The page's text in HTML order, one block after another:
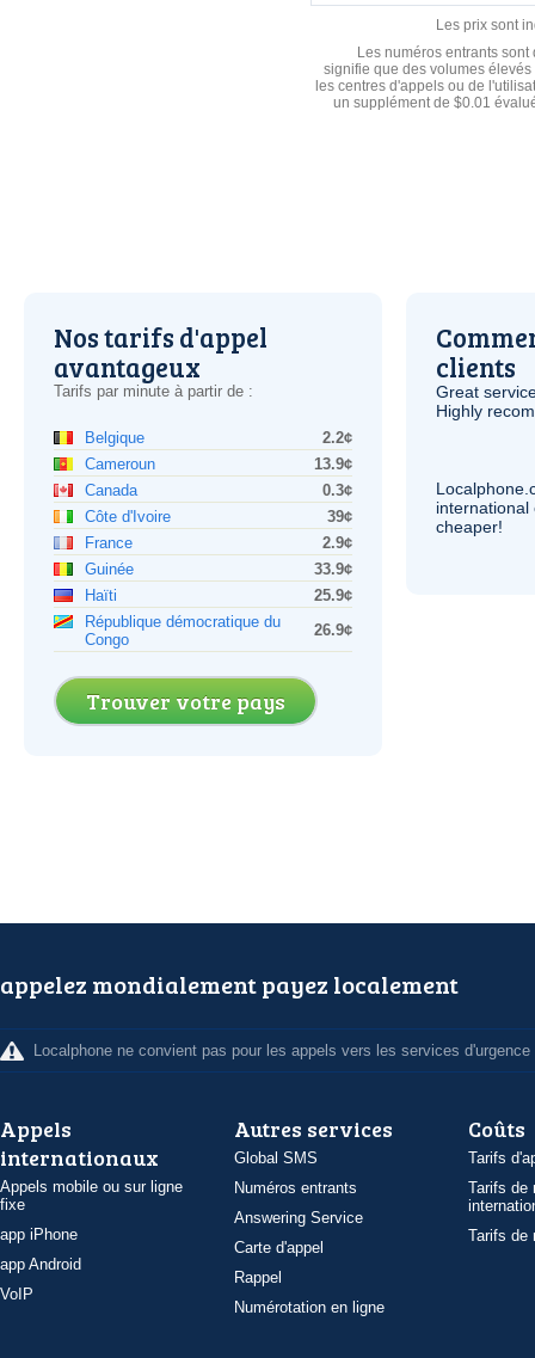
Les prix sont
Les numéros entrants
signifie que des volumes
les centres d'appels ou de
un supplément de $0.01
Nos tarifs d'appel
avantageux
Tarifs par minute à partir de :
Belgique
2.2¢
Cameroun
13.9¢
Canada
0.3¢
Côte d'Ivoire
39¢
France
2.9¢
Guinée
33.9¢
Haïti
25.9¢
République démocratique du
Congo
26.9¢
Trouver votre pays
clients
Great
Highly
international
cheaper!
appelez mondialement payez localement
Localphone ne convient pas pour les appels vers les services d'urgence
Appels
internationaux
Appels mobile ou sur ligne
fixe
app iPhone
app Android
VoIP
Autres services
Global SMS
Numéros entrants
Answering Service
Carte d'appel
Rappel
Numérotation en ligne
Coûts
Tarifs
Tarifs de
Tarifs de